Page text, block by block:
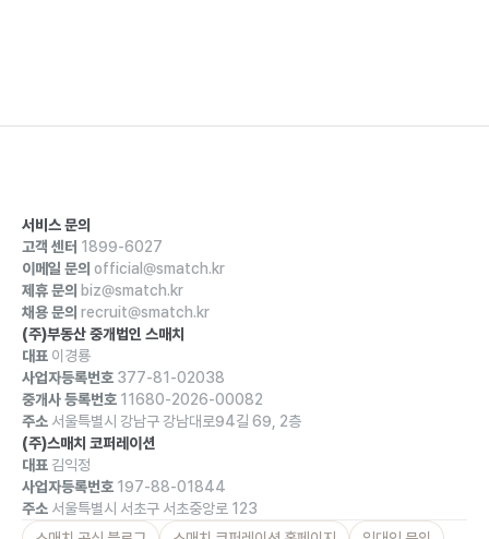
서비스 문의
고객 센터 1899-6027
이메일 문의 official@smatch.kr
제휴 문의 biz@smatch.kr
채용 문의 recruit@smatch.kr
(주)부동산 중개법인 스매치
대표 이경룡
사업자등록번호 377-81-02038
중개사 등록번호 11680-2026-00082
주소 서울특별시 강남구 강남대로94길 69, 2층
(주)스매치 코퍼레이션
대표 김익정
사업자등록번호 197-88-01844
주소 서울특별시 서초구 서초중앙로 123